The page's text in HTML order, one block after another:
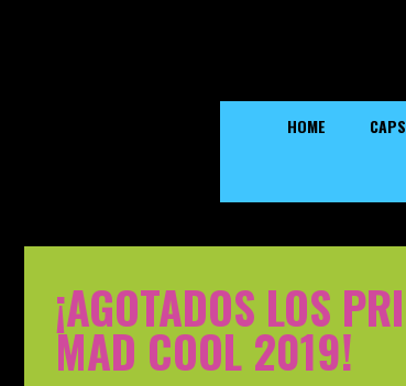
HOME
¡AGOTADOS LOS
MAD COOL 2019!